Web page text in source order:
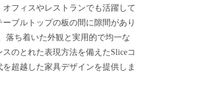
フィスやレストランでも活躍して
ブルトップの板の間に隙間があり
落ち着いた外観と実用的で均一な
のとれた表現方法を備えたSliceコ
超越した家具デザインを提供しま